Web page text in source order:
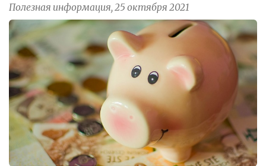
Полезная информация, 25 октября 2021